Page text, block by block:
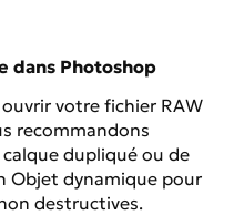
dans Photoshop
votre fichier RAW
recommandons
dupliqué ou de
Objet dynamique pour
destructives.